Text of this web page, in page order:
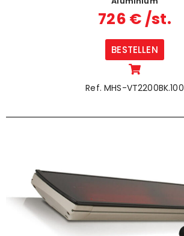
726 € /st.
BESTELLEN
Ref. MHS-VT2200BK.100